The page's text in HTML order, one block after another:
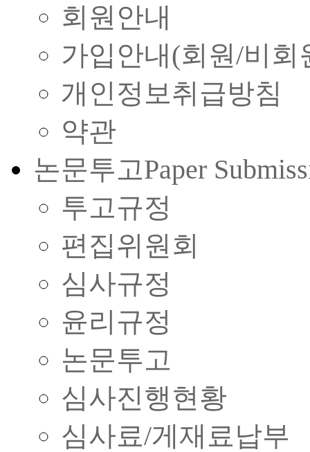
회원안내
가입안내(회원/비회
개인정보취급방침
약관
논문투고Paper
투고규정
편집위원회
심사규정
윤리규정
논문투고
심사진행현황
심사료/게재료납부